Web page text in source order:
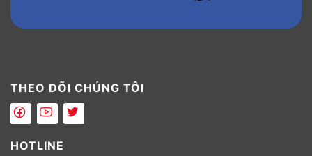
THEO DÕI CHÚNG TÔI
HOTLINE